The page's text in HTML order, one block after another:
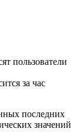
пользователи
за час
последних
значений